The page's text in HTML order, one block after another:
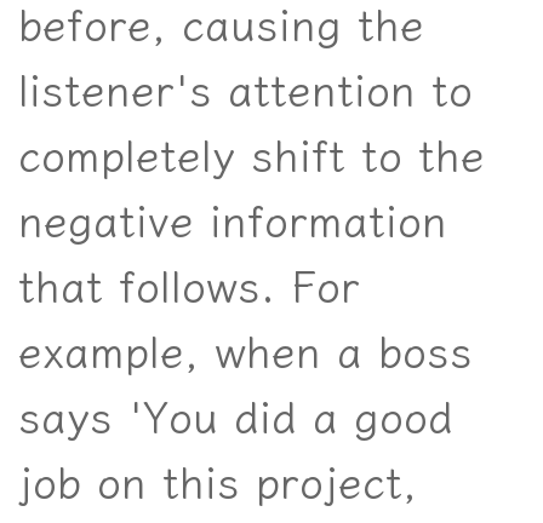
before, causing the
listener's attention to
completely shift to the
negative information
that follows. For
example, when a boss
says 'You did a good
job on this project,